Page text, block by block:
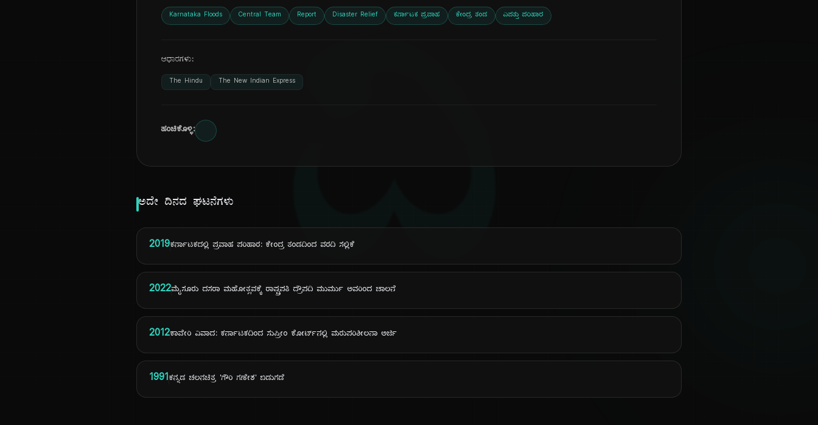
ದಿ
Karnataka Floods Central Team Report Disaster Relief ಕರ್ನಾಟಕ ಪ್ರವಾಹ ಕೇಂದ್ರ ತಂಡ ವಿಪತ್ತು ಪರಿಹಾರ
ಆಧಾರಗಳು:
The Hindu The New Indian Express
ಹಂಚಿಕೊಳ್ಳಿ:
ಅದೇ ದಿನದ ಘಟನೆಗಳು
2019ಕರ್ನಾಟಕದಲ್ಲಿ ಪ್ರವಾಹ ಪರಿಹಾರ: ಕೇಂದ್ರ ತಂಡದಿಂದ ವರದಿ ಸಲ್ಲಿಕೆ
2022ಮೈಸೂರು ದಸರಾ ಮಹೋತ್ಸವಕ್ಕೆ ರಾಷ್ಟ್ರಪತಿ ದ್ರೌಪದಿ ಮುರ್ಮು ಅವರಿಂದ ಚಾಲನೆ
2012ಕಾವೇರಿ ವಿವಾದ: ಕರ್ನಾಟಕದಿಂದ ಸುಪ್ರೀಂ ಕೋರ್ಟ್‌ನಲ್ಲಿ ಮರುಪರಿಶೀಲನಾ ಅರ್ಜಿ
1991ಕನ್ನಡ ಚಲನಚಿತ್ರ 'ಗೌರಿ ಗಣೇಶ' ಬಿಡುಗಡೆ